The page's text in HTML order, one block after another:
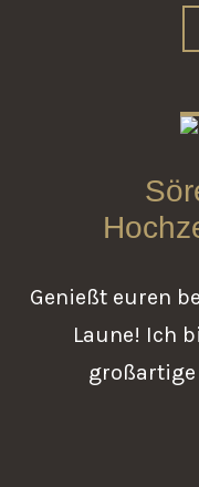
Genießt euren
Laune! Ich